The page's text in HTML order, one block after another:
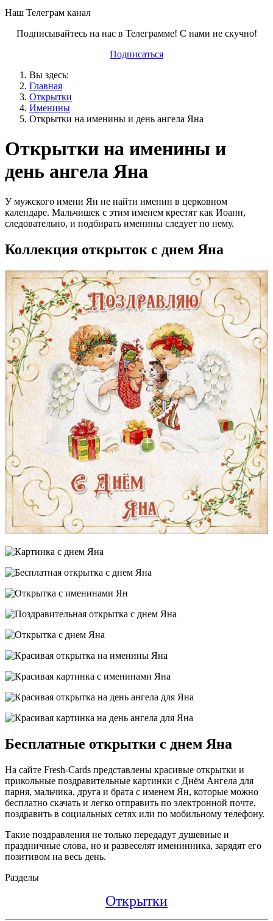
Наш Телеграм канал
Подписывайтесь на нас в Телеграмме! С нами не скучно!
Подписаться
Вы здесь:
Главная
Открытки
Именины
Открытки на именины и день ангела Яна
Открытки на именины и
день ангела Яна
У мужского имени Ян не найти именин в церковном
календаре. Мальчишек с этим именем крестят как Иоанн,
следовательно, и подбирать именины следует по нему.
Коллекция открыток с днем Яна
Бесплатные открытки с днем Яна
На сайте Fresh-Cards представлены красивые открытки и
прикольные поздравительные картинки с Днём Ангела для
парня, мальчика, друга и брата с именем Ян, которые можно
бесплатно скачать и легко отправить по электронной почте,
поздравить в социальных сетях или по мобильному телефону.
Такие поздравления не только передадут душевные и
праздничные слова, но и развеселят именинника, зарядят его
позитивом на весь день.
Разделы
Открытки